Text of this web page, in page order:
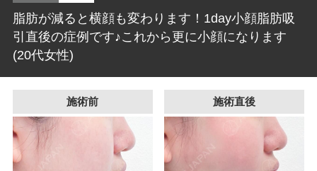
脂肪が減ると横顔も変わります！1day小顔脂肪吸
引直後の症例です♪これから更に小顔になります
(20代女性)
施術前 施術直後